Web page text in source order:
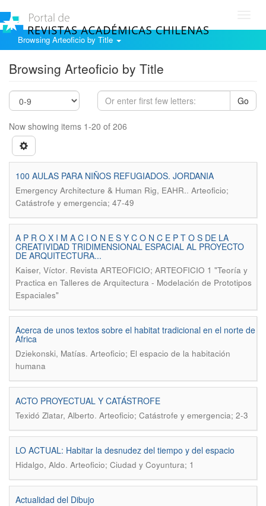
Browsing Arteoficio by Title
Browsing Arteoficio by Title
Go
Now showing items 1-20 of 206
100 AULAS PARA NIÑOS REFUGIADOS. JORDANIA
Emergency Architecture & Human Rig, EAHR.. Arteoficio;
Catástrofe y emergencia; 47-49
A P R O X I M A C I O N E S Y C O N C E P T O S DE LA
CREATIVIDAD TRIDIMENSIONAL ESPACIAL AL PROYECTO
DE ARQUITECTURA...
Kaiser, Víctor. Revista ARTEOFICIO; ARTEOFICIO 1 "Teoría y
Practica en Talleres de Arquitectura - Modelación de Prototipos
Espaciales"
Acerca de unos textos sobre el habitat tradicional en el norte de
Africa
Dziekonski, Matías. Arteoficio; El espacio de la habitación
humana
ACTO PROYECTUAL Y CATÁSTROFE
Texidó Zlatar, Alberto. Arteoficio; Catástrofe y emergencia; 2-3
LO ACTUAL: Habitar la desnudez del tiempo y del espacio
Hidalgo, Aldo. Arteoficio; Ciudad y Coyuntura; 1
Actualidad del Dibujo